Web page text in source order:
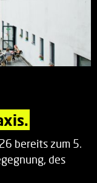
bereits zum 5.
des